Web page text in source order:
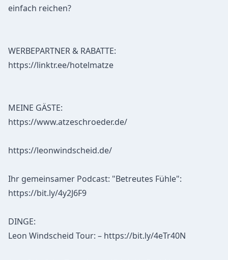
einfach reichen?
WERBEPARTNER & RABATTE:
https://linktr.ee/hotelmatze
MEINE GÄSTE:
https://www.atzeschroeder.de/
https://leonwindscheid.de/
Ihr gemeinsamer Podcast: "Betreutes Fühle":
https://bit.ly/4y2J6F9
DINGE:
Leon Windscheid Tour: – https://bit.ly/4eTr40N